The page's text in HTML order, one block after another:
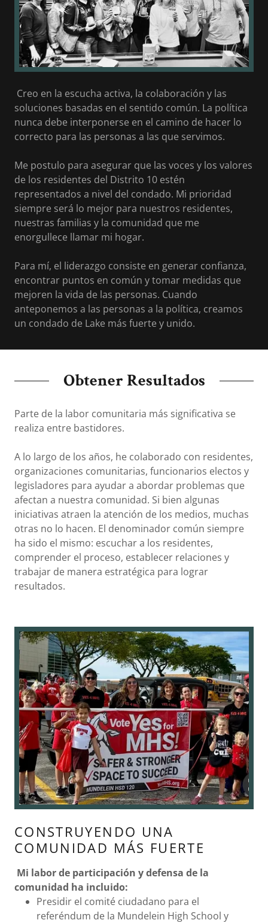
Creo en la escucha activa, la colaboración y las
soluciones basadas en el sentido común. La política
nunca debe interponerse en el camino de hacer lo
correcto para las personas a las que servimos.
Me postulo para asegurar que las voces y los valores
de los residentes del Distrito 10 estén
representados a nivel del condado. Mi prioridad
siempre será lo mejor para nuestros residentes,
nuestras familias y la comunidad que me
enorgullece llamar mi hogar.
Para mí, el liderazgo consiste en generar confianza,
encontrar puntos en común y tomar medidas que
mejoren la vida de las personas. Cuando
anteponemos a las personas a la política, creamos
un condado de Lake más fuerte y unido.
Obtener Resultados
Parte de la labor comunitaria más significativa se
realiza entre bastidores.
A lo largo de los años, he colaborado con residentes,
organizaciones comunitarias, funcionarios electos y
legisladores para ayudar a abordar problemas que
afectan a nuestra comunidad. Si bien algunas
iniciativas atraen la atención de los medios, muchas
otras no lo hacen. El denominador común siempre
ha sido el mismo: escuchar a los residentes,
comprender el proceso, establecer relaciones y
trabajar de manera estratégica para lograr
resultados.
CONSTRUYENDO UNA
COMUNIDAD MÁS FUERTE
Mi labor de participación y defensa de la
comunidad ha incluido:
Presidir el comité ciudadano para el
referéndum de la Mundelein High School y